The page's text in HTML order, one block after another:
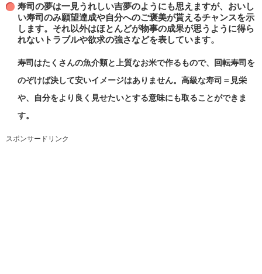
寿司の夢は一見うれしい吉夢のようにも思えますが、おいし
い寿司のみ願望達成や自分へのご褒美が貰えるチャンスを示
します。それ以外はほとんどが物事の成果が思うように得ら
れないトラブルや欲求の強さなどを表しています。
寿司はたくさんの魚介類と上質なお米で作るもので、回転寿司を
のぞけば決して安いイメージはありません。高級な寿司＝見栄
や、自分をより良く見せたいとする意味にも取ることができま
す。
スポンサードリンク